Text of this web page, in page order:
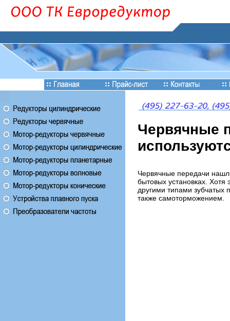
Червячные
Червячные передачи
бытовых установках.
другими типами
также самоторможением.